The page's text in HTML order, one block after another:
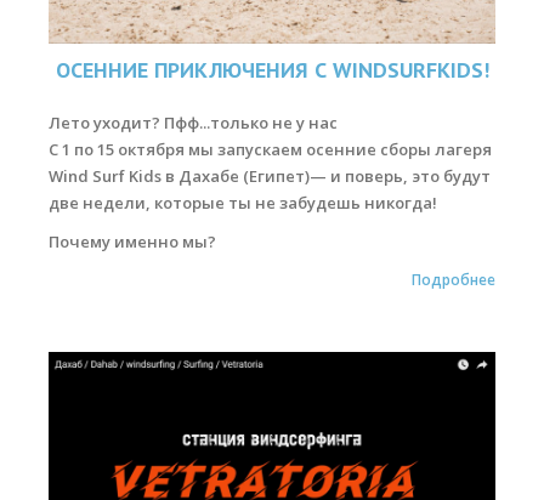
ОСЕННИЕ ПРИКЛЮЧЕНИЯ С WINDSURFKIDS!
Лето уходит? Пфф...только не у нас
С 1 по 15 октября мы запускаем осенние сборы лагеря
Wind Surf Kids в Дахабе (Египет)— и поверь, это будут
две недели, которые ты не забудешь никогда!
Почему именно мы?
Подробнее